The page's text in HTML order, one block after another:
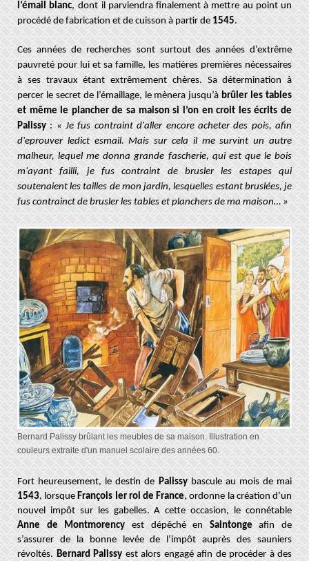
l’émail blanc, dont il parviendra finalement à mettre au point un
procédé de fabrication et de cuisson à partir de1545.
Ces années de recherches sont surtout des années d’extrême
pauvreté pour lui et sa famille, les matières premières nécessaires
à ses travaux étant extrêmement chères. Sa détermination à
percer le secret de l’émaillage, le mènera jusqu’àbrûler les tables
et même le plancher de sa maison si l’on en croit les écrits de
Palissy:« Je fus contraint d'aller encore acheter des pois, afin
d'eprouver ledict esmail. Mais sur cela il me survint un autre
malheur, lequel me donna grande fascherie, qui est que le bois
m'ayant failli, je fus contraint de brusler les estapes qui
soutenaient les tailles de mon jardin, lesquelles estant bruslées, je
fus contrainct de brusler les tables et planchers de ma maison… »
Bernard Palissy brûlant les meubles de sa maison. Illustration en
couleurs extraite d'un manuel scolaire des années 60.
Fort heureusement, le destin dePalissybascule au mois de mai
1543, lorsqueFrançois Ier roi de France, ordonne la création d’un
nouvel impôt sur les gabelles. A cette occasion, le connétable
Anne de Montmorencyest dépêché enSaintongeafin de
s’assurer de la bonne levée de l’impôt auprès des sauniers
révoltés.Bernard Palissyest alors engagé afin de procéder à des